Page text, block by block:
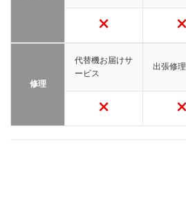
修理
代替機お届けサ
ービス
出張修理